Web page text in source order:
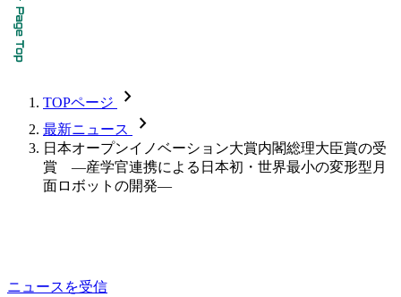
TOPページ chevron_forward
最新ニュース chevron_forward
日本オープンイノベーション大賞内閣総理大臣賞の受
賞 ―産学官連携による日本初・世界最小の変形型月
面ロボットの開発―
ニュースを受信